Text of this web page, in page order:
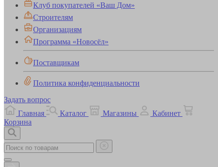
Клуб покупателей «Ваш Дом»
Строителям
Организациям
Программа «Новосёл»
Поставщикам
Политика конфиденциальности
Задать вопрос
Главная
Каталог Магазины
Кабинет
Корзина